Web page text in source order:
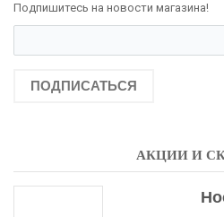
Подпишитесь на новости магазина!
ПОДПИСАТЬСЯ
АКЦИИ И